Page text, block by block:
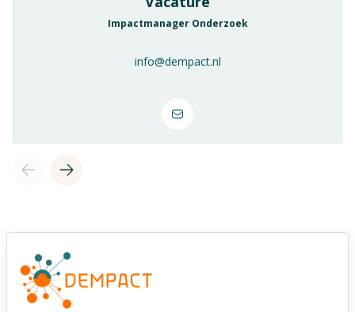
Impactmanager Onderzoek
info@dempact.nl